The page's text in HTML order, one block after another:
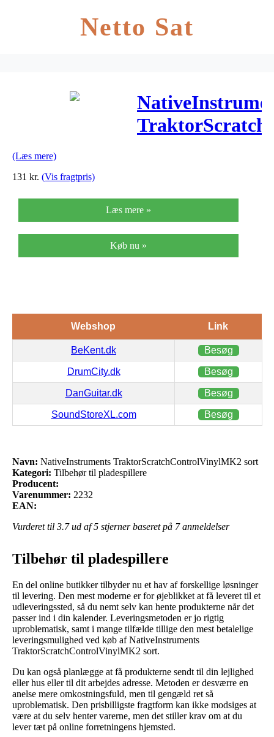
Netto Sat
(Læs mere)
131 kr. (Vis fragtpris)
Læs mere »
Køb nu »
Webshop Link
BeKent.dk Besøg
DrumCity.dk Besøg
DanGuitar.dk Besøg
SoundStoreXL.com Besøg
Navn: NativeInstruments TraktorScratchControlVinylMK2 sort
Kategori: Tilbehør til pladespillere
Producent:
Varenummer: 2232
EAN:
Vurderet til 3.7ud af 5 stjerner baseret på 7anmeldelser
Tilbehør til pladespillere
En del online butikker tilbyder nu et hav af forskellige løsninger
til levering. Den mest moderne er for øjeblikket at få leveret til et
udleveringssted, så du nemt selv kan hente produkterne når det
passer ind i din kalender. Leveringsmetoden er jo rigtig
uproblematisk, samt i mange tilfælde tillige den mest betalelige
leveringsmulighed ved køb af NativeInstruments
TraktorScratchControlVinylMK2 sort.
Du kan også planlægge at få produkterne sendt til din lejlighed
eller hus eller til dit arbejdes adresse. Metoden er desværre en
anelse mere omkostningsfuld, men til gengæld ret så
uproblematisk. Den prisbilligste fragtform kan ikke modsiges at
være at du selv henter varerne, men det stiller krav om at du
lever tæt på online forretningens hjemsted.